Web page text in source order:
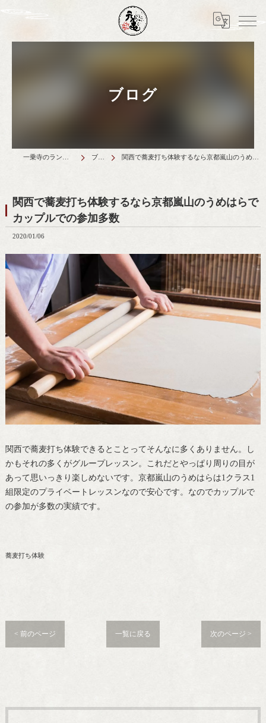
ブログ
ブログ 関西で蕎麦打ち体験するなら京都嵐山のうめはらでカップルでの参加多数
関西で蕎麦打ち体験するなら京都嵐山のうめはらで
カップルでの参加多数
2020/01/06
関西で蕎麦打ち体験できるとことってそんなに多くありません。し
かもそれの多くがグループレッスン。これだとやっぱり周りの目が
あって思いっきり楽しめないです。京都嵐山のうめはらは1クラス1
組限定のプライベートレッスンなので安心です。なのでカップルで
の参加が多数の実績です。
蕎麦打ち体験
< 前のページ 一覧に戻る 次のページ >